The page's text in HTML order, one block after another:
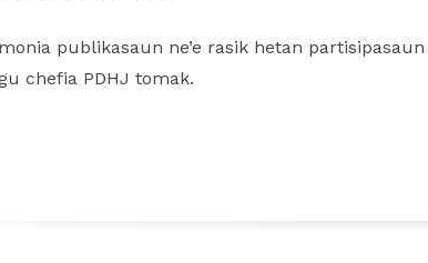
publikasaun ne’e rasik hetan
chefia PDHJ tomak.